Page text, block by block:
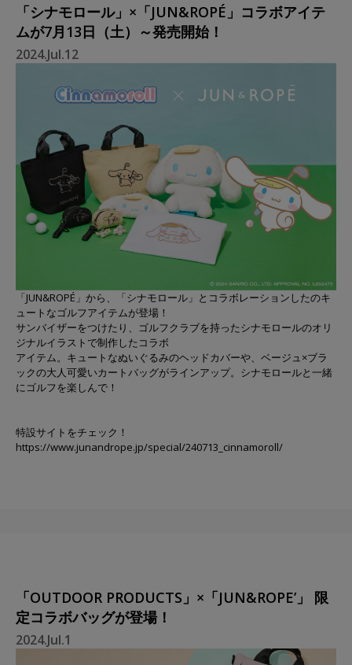
「シナモロール」×「JUN&ROPÉ」コラボアイテ
ムが7月13日（土）～発売開始！
2024.Jul.12
「JUN&ROPÉ」から、「シナモロール」とコラボレーションしたのキ
ュートなゴルフアイテムが登場！
サンバイザーをつけたり、ゴルフクラブを持ったシナモロールのオリ
ジナルイラストで制作したコラボ
アイテム。キュートなぬいぐるみのヘッドカバーや、ベージュ×ブラ
ックの⼤⼈可愛いカートバッグがラインアップ。シナモロールと⼀緒
にゴルフを楽しんで！
特設サイトをチェック！
https://www.junandrope.jp/special/240713_cinnamoroll/
「OUTDOOR PRODUCTS」×「JUN&ROPE’」 限
定コラボバッグが登場！
2024.Jul.1